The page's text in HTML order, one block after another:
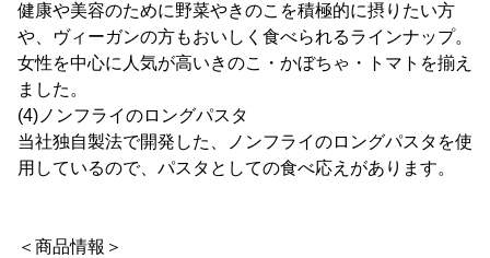
健康や美容のために野菜やきのこを積極的に摂りたい方
や、ヴィーガンの方もおいしく食べられるラインナップ。
女性を中心に人気が高いきのこ・かぼちゃ・トマトを揃え
ました。
(4)ノンフライのロングパスタ
当社独自製法で開発した、ノンフライのロングパスタを使
用しているので、パスタとしての食べ応えがあります。
＜商品情報＞